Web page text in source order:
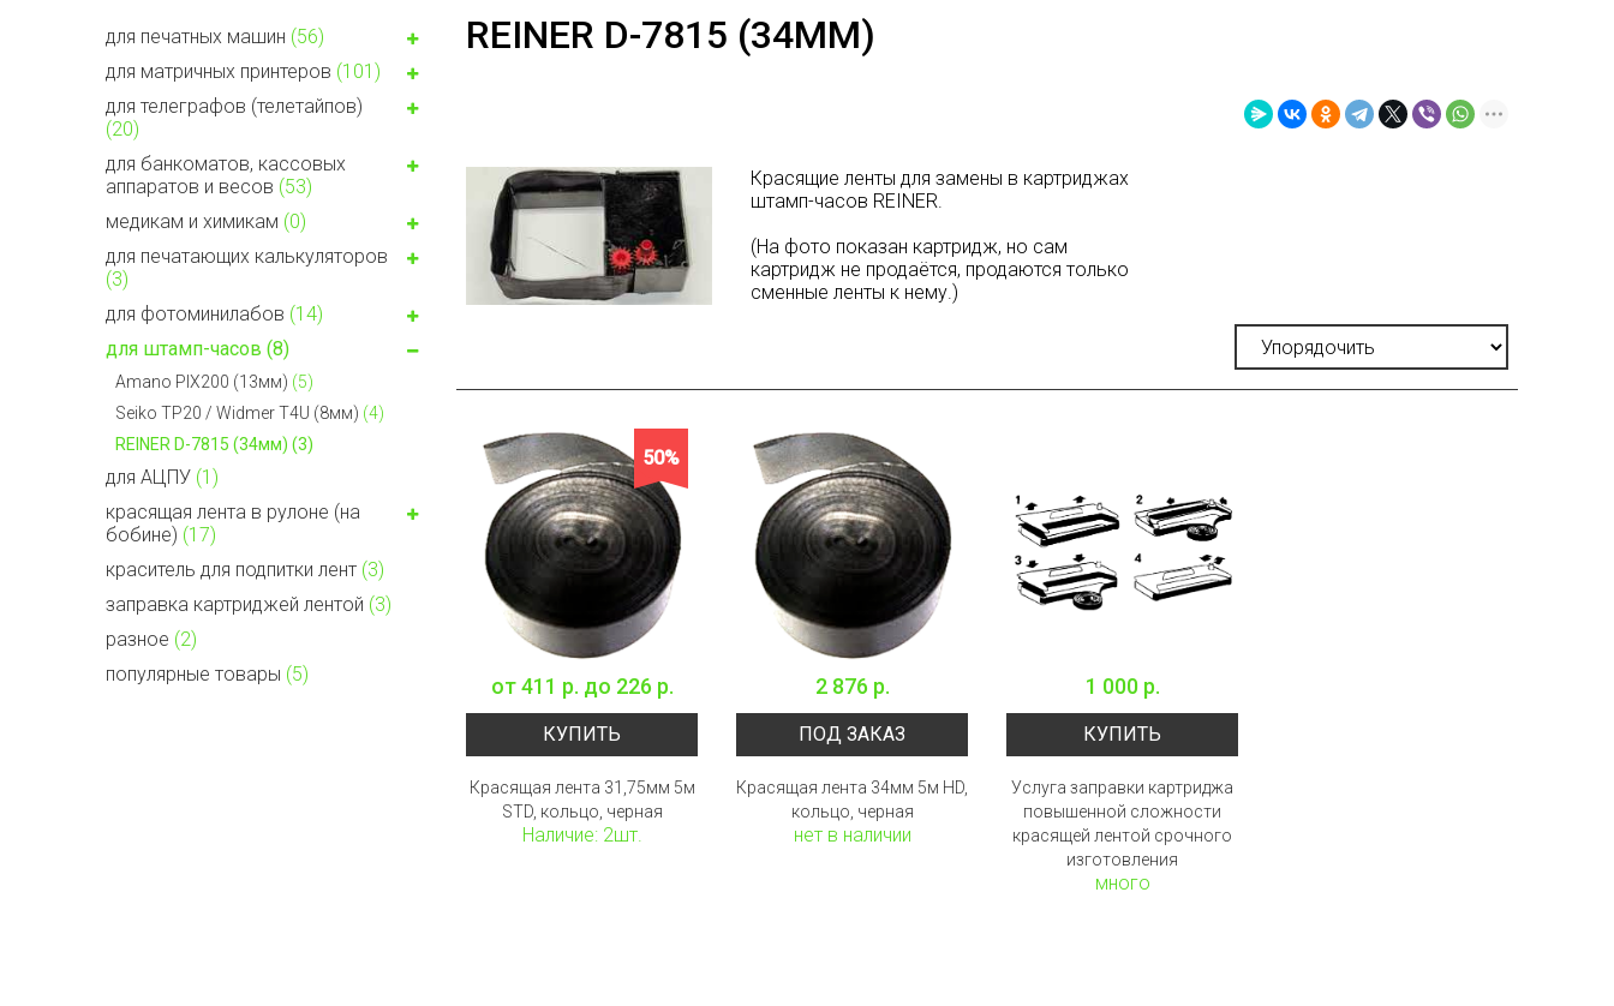
для печатных машин (56)
для матричных принтеров (101)
для телеграфов (телетайпов)
(20)
для банкоматов, кассовых
аппаратов и весов (53)
медикам и химикам (0)
для печатающих калькуляторов
(3)
для фотоминилабов (14)
для штамп-часов (8)
Amano PIX200 (13мм) (5)
Seiko TP20 / Widmer T4U (8мм) (4)
REINER D-7815 (34мм) (3)
для АЦПУ (1)
красящая лента в рулоне (на
бобине) (17)
краситель для подпитки лент (3)
заправка картриджей лентой (3)
разное (2)
популярные товары (5)
REINER D-7815 (34ММ)
Красящие ленты для замены в картриджах
штамп-часов REINER.
(На фото показан картридж, но сам
картридж не продаётся, продаются только
сменные ленты к нему.)
50%
от411 р. до 226 р.
КУПИТЬ
Красящая лента 31,75мм 5м
STD, кольцо, черная
Наличие: 2шт.
2 876 р.
ПОД ЗАКАЗ
Красящая лента 34мм 5м HD,
кольцо, черная
нет в наличии
1 000 р.
КУПИТЬ
Услуга заправки картриджа
повышенной сложности
красящей лентой срочного
изготовления
много